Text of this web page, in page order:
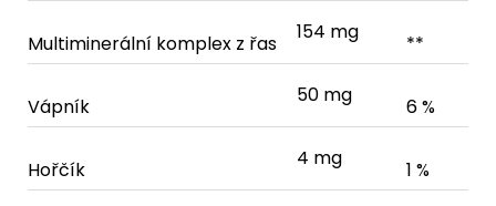
Multiminerální komplex z řas 154 mg **
Vápník 50 mg 6 %
Hořčík 4 mg 1 %